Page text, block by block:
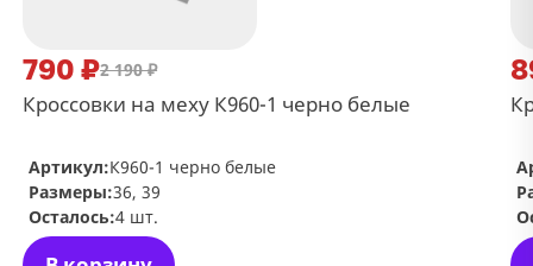
790 ₽2 190 ₽
Кроссовки на меху К960-1 черно белые
Артикул:К960-1 черно белые
Размеры:36, 39
Осталось:4 шт.